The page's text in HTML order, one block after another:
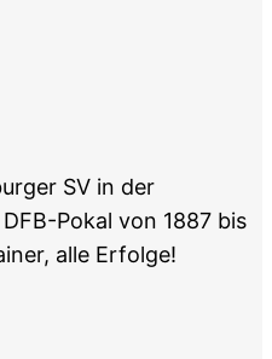
SV in der
Pokal von 1887 bis
alle Erfolge!